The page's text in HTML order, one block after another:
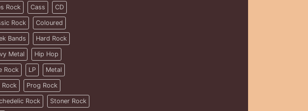
Rock Cass CD
Rock Coloured
Bands Hard Rock
Metal Hip Hop
Rock LP Metal
Rock Prog Rock
Rock Stoner Rock